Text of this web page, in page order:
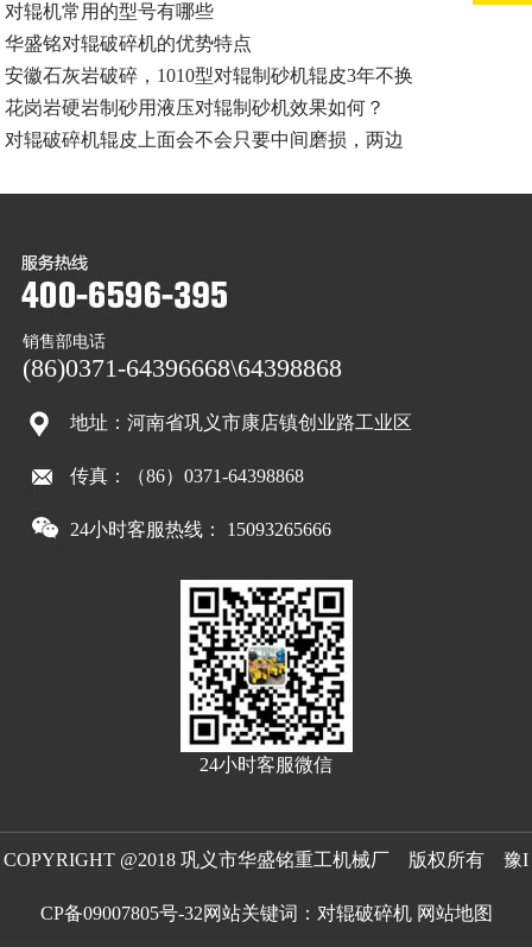
对辊机常用的型号有哪些
华盛铭对辊破碎机的优势特点
安徽石灰岩破碎，1010型对辊制砂机辊皮3年不换
花岗岩硬岩制砂用液压对辊制砂机效果如何？
对辊破碎机辊皮上面会不会只要中间磨损，两边
销售部电话
(86)0371-64396668\64398868
地址：河南省巩义市康店镇创业路工业区
传真：（86）0371-64398868
24小时客服热线： 15093265666
24小时客服微信
COPYRIGHT @2018 巩义市华盛铭重工机械厂 版权所有 豫I
CP备09007805号-32网站关键词： 对辊破碎机 网站地图